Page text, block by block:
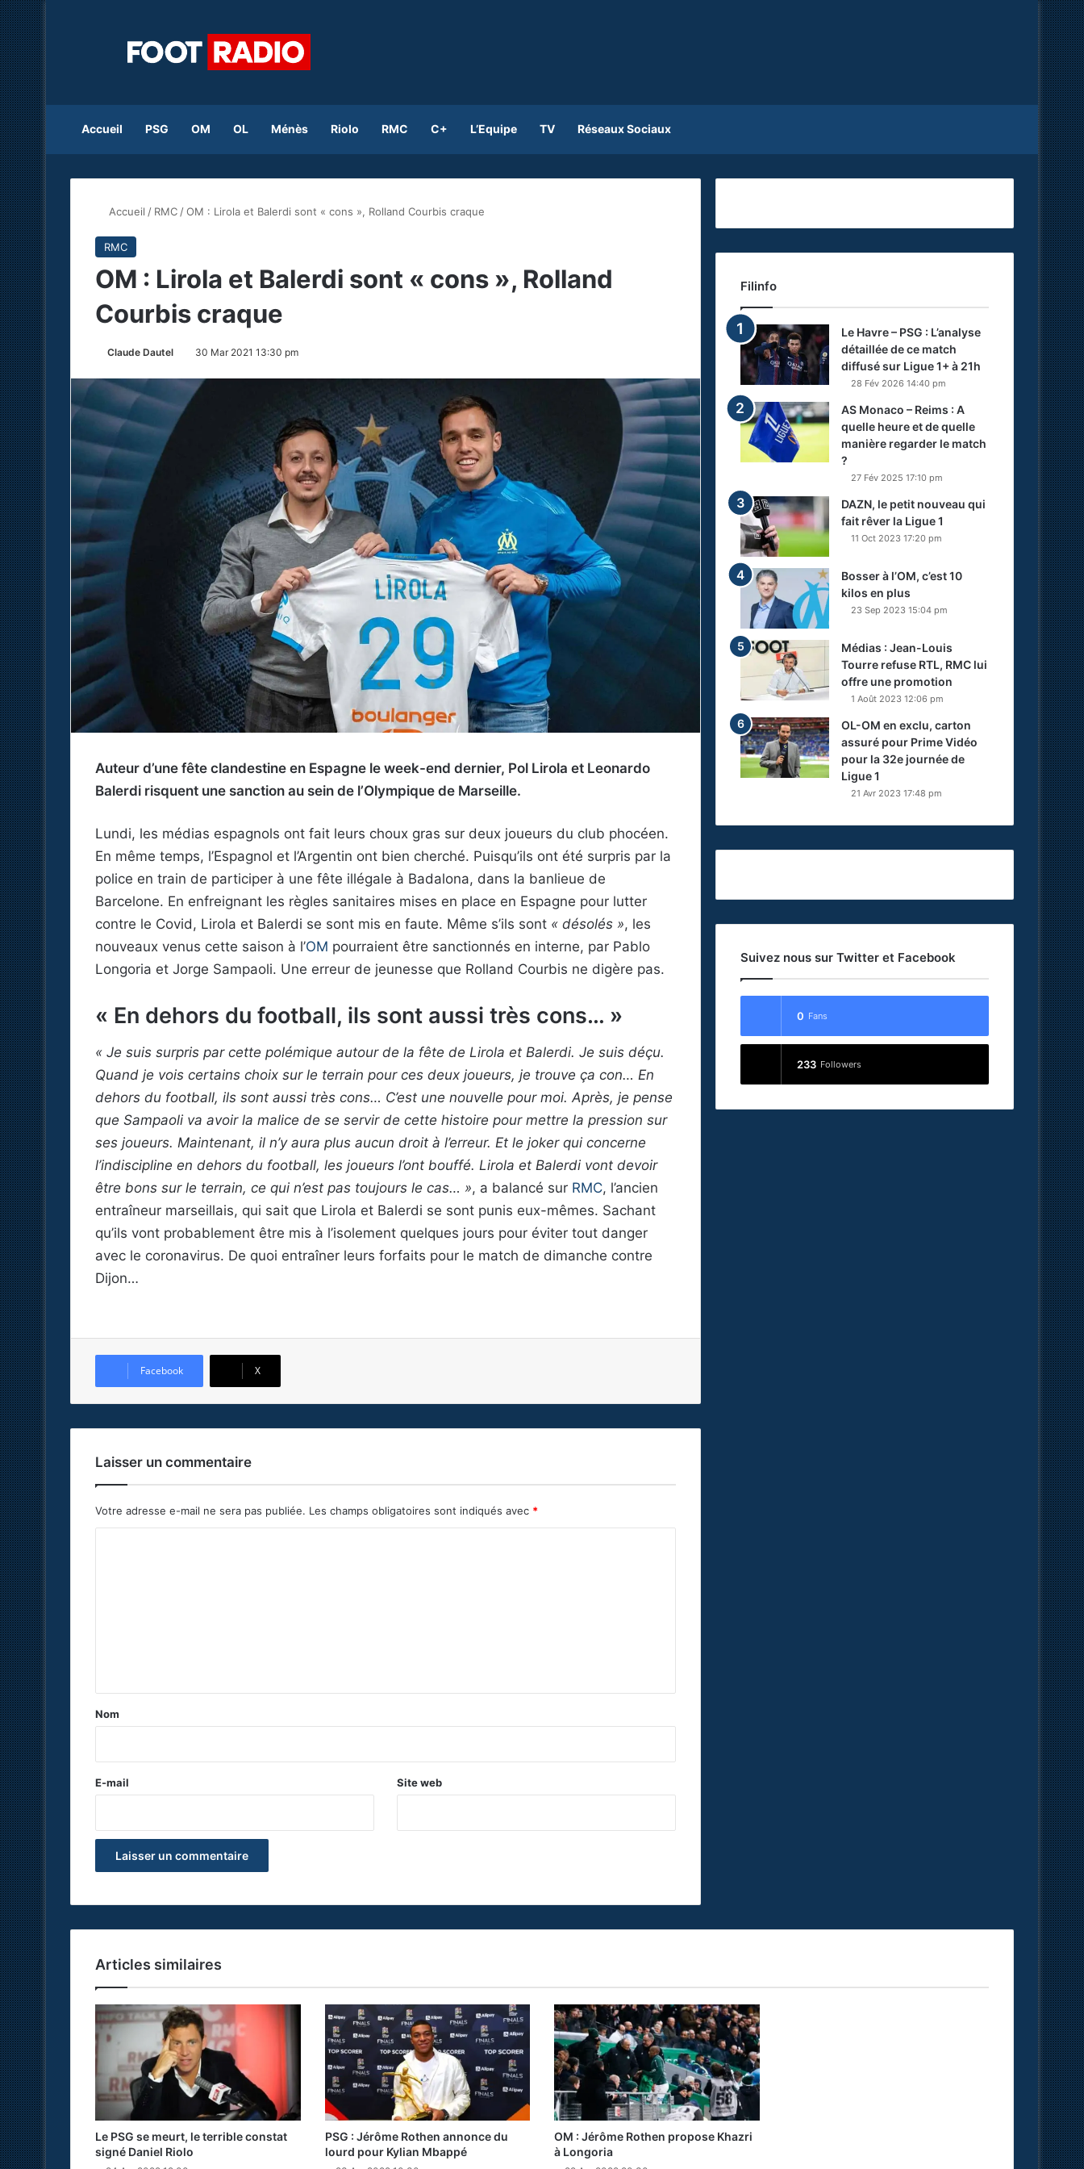
Accueil PSG OM OL Ménès Riolo RMC C+ L’Equipe TV Réseaux Sociaux
Accueil / RMC /OM : Lirola et Balerdi sont « cons », Rolland Courbis craque
RMC
OM : Lirola et Balerdi sont « cons », Rolland
Courbis craque
Claude Dautel 30 Mar 2021 13:30 pm
Auteur d’une fête clandestine en Espagne le week-end dernier, Pol Lirola et Leonardo
Balerdi risquent une sanction au sein de l’Olympique de Marseille.
Lundi, les médias espagnols ont fait leurs choux gras sur deux joueurs du club phocéen.
En même temps, l’Espagnol et l’Argentin ont bien cherché. Puisqu’ils ont été surpris par la
police en train de participer à une fête illégale à Badalona, dans la banlieue de
Barcelone. En enfreignant les règles sanitaires mises en place en Espagne pour lutter
contre le Covid, Lirola et Balerdi se sont mis en faute. Même s’ils sont « désolés », les
nouveaux venus cette saison à l’OM pourraient être sanctionnés en interne, par Pablo
Longoria et Jorge Sampaoli. Une erreur de jeunesse que Rolland Courbis ne digère pas.
« En dehors du football, ils sont aussi très cons… »
« Je suis surpris par cette polémique autour de la fête de Lirola et Balerdi. Je suis déçu.
Quand je vois certains choix sur le terrain pour ces deux joueurs, je trouve ça con… En
dehors du football, ils sont aussi très cons… C’est une nouvelle pour moi. Après, je pense
que Sampaoli va avoir la malice de se servir de cette histoire pour mettre la pression sur
ses joueurs. Maintenant, il n’y aura plus aucun droit à l’erreur. Et le joker qui concerne
l’indiscipline en dehors du football, les joueurs l’ont bouffé. Lirola et Balerdi vont devoir
être bons sur le terrain, ce qui n’est pas toujours le cas… », a balancé sur RMC, l’ancien
entraîneur marseillais, qui sait que Lirola et Balerdi se sont punis eux-mêmes. Sachant
qu’ils vont probablement être mis à l’isolement quelques jours pour éviter tout danger
avec le coronavirus. De quoi entraîner leurs forfaits pour le match de dimanche contre
Dijon…
Facebook X
Laisser un commentaire
Votre adresse e-mail ne sera pas publiée. Les champs obligatoires sont indiqués avec *
a
e
Nom
E-mail Site web
Filinfo
Le Havre – PSG : L’analyse
détaillée de ce match
diffusé sur Ligue 1+ à 21h
28 Fév 2026 14:40 pm
AS Monaco – Reims : A
quelle heure et de quelle
manière regarder le match
?
27 Fév 2025 17:10 pm
DAZN, le petit nouveau qui
fait rêver la Ligue 1
11 Oct 2023 17:20 pm
Bosser à l’OM, c’est 10
kilos en plus
23 Sep 2023 15:04 pm
Médias : Jean-Louis
Tourre refuse RTL, RMC lui
offre une promotion
1 Août 2023 12:06 pm
OL-OM en exclu, carton
assuré pour Prime Vidéo
pour la 32e journée de
Ligue 1
21 Avr 2023 17:48 pm
Suivez nous sur Twitter et Facebook
0 Fans
233 Followers
Articles similaires
Le PSG se meurt, le terrible constat
signé Daniel Riolo
PSG : Jérôme Rothen annonce du
lourd pour Kylian Mbappé
OM : Jérôme Rothen propose Khazri
à Longoria